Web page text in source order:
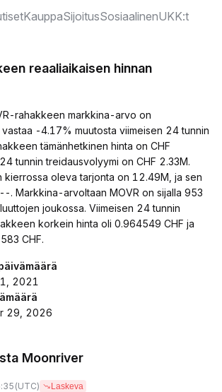
KauppaSijoitusSosiaalinenUKK:t
reaaliaikaisen hinnan
rahakkeen markkina-arvo on
-4.17% muutosta viimeisen 24 tunnin
tämänhetkinen hinta on CHF
tunnin treidausvolyymi on CHF 2.33M.
kierrossa oleva tarjonta on 12.49M, ja sen
. Markkina-arvoltaan MOVR on sijalla 953
joukossa. Viimeisen 24 tunnin
korkein hinta oli 0.964549 CHF ja
CHF.
2021
29, 2026
Moonriver
(UTC) Laskeva